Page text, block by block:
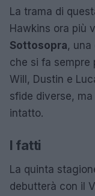
La trama di
Hawkins ora più
Sottosopra,
che si fa sempre
Will, Dustin e
sfide diverse,
intatto.
I fatti
La quinta
debutterà con il